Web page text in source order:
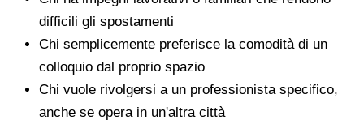
difficili gli spostamenti
Chi semplicemente preferisce la comodità di un
colloquio dal proprio spazio
Chi vuole rivolgersi a un professionista specifico,
anche se opera in un'altra città